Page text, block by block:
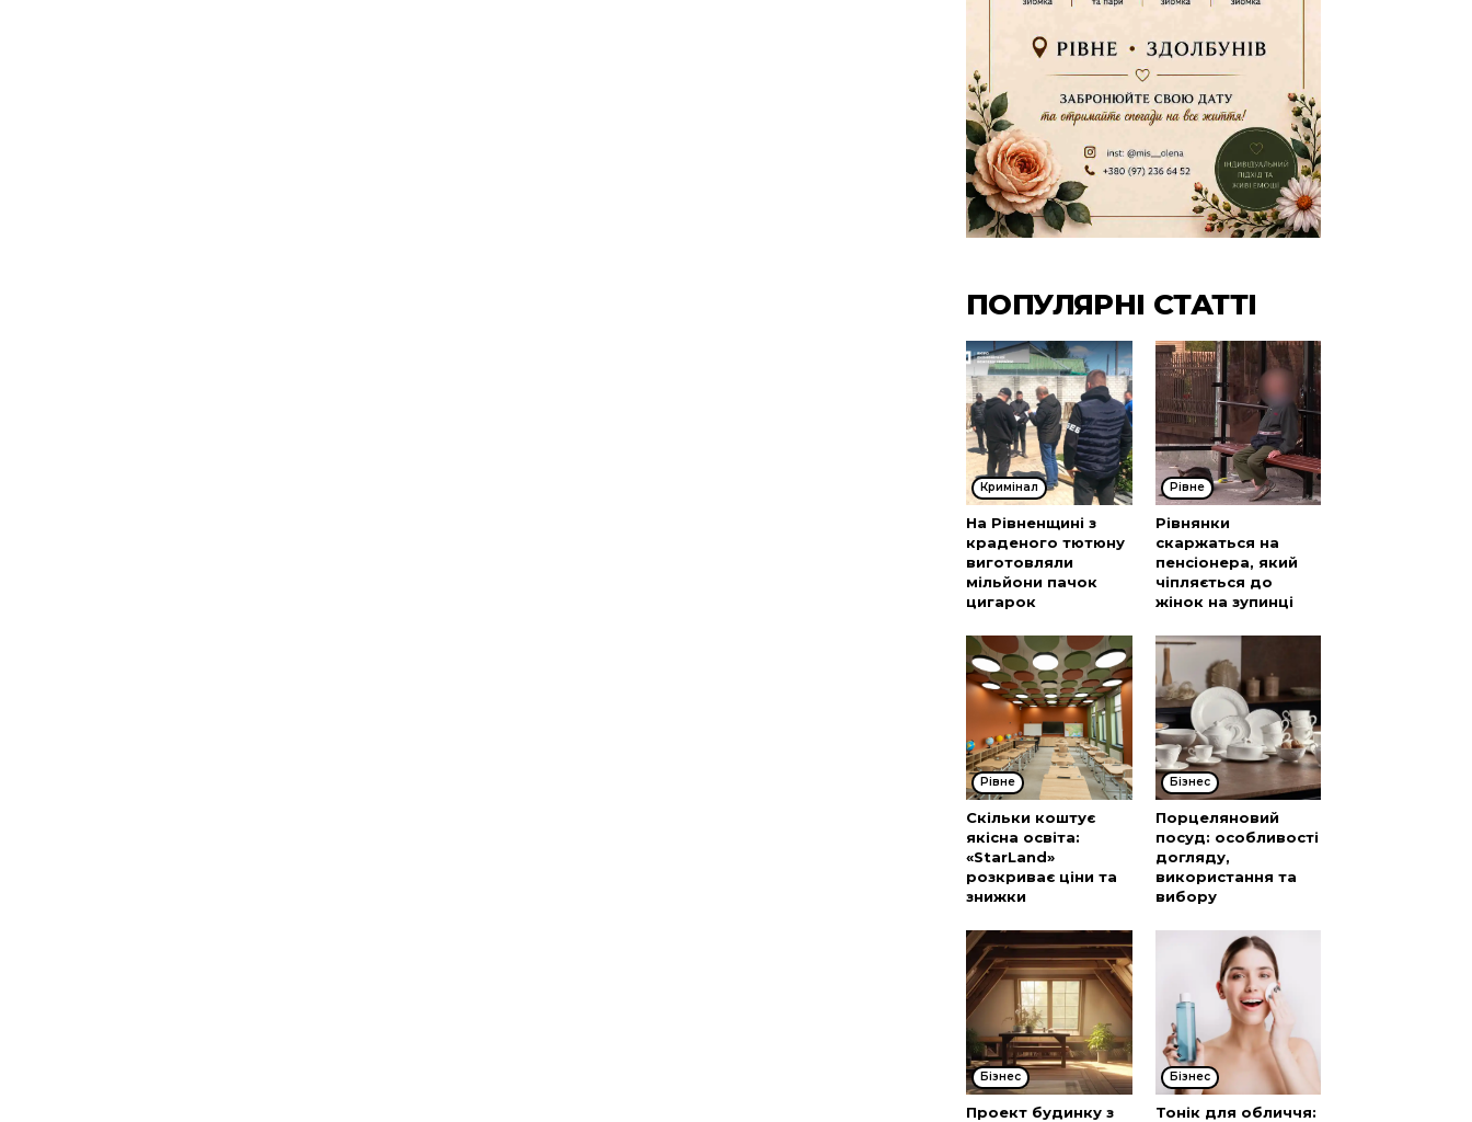
ПОПУЛЯРНІ СТАТТІ
Кримінал
На Рівненщині з
краденого тютюну
виготовляли
мільйони пачок
цигарок
Рівне
Рівнянки
скаржаться на
пенсіонера, який
чіпляється до
жінок на зупинці
Рівне
Скільки коштує
якісна освіта:
«StarLand»
розкриває ціни та
знижки
Бізнес
Порцеляновий
посуд: особливості
догляду,
використання та
вибору
Бізнес
Проект будинку з
Бізнес
Тонік для обличчя: